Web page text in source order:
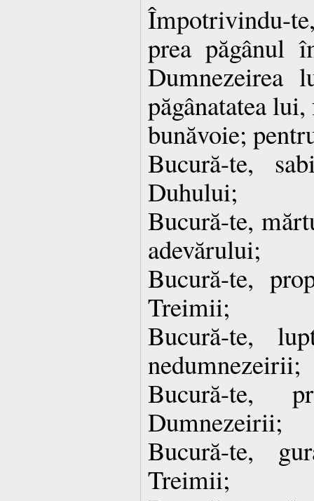
prea păgânul
Dumnezeirea
păgânatatea
bunăvoie;
Bucură-te,
Duhului;
Bucură-te,
adevărului;
Bucură-te,
Treimii;
Bucură-te,
nedumnezeirii;
Bucură-te,
Dumnezeirii;
Bucură-te,
Treimii;